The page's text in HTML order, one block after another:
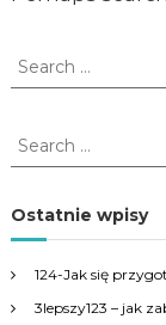
S
e
c
f
o
:
S
e
r
c
o
Ostatnie wpisy
124-Jak się
3lepszy123 – jak